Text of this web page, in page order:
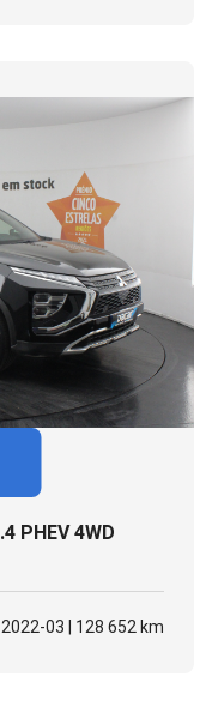
PHEV 4WD
2022-03 | 128 652 km